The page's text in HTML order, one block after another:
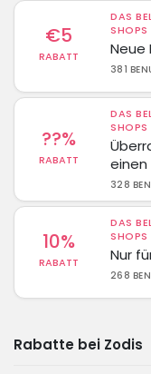
€5
RABATT
DAS
SHOPS
Neue
381
??%
RABATT
DAS
SHOPS
328
10%
RABATT
DAS
SHOPS
Nur
268
Rabatte bei Zodis